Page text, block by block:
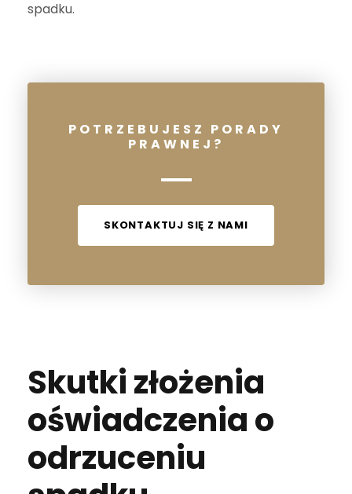
spadku.
POTRZEBUJESZ PORADY
PRAWNEJ?
SKONTAKTUJ SIĘ Z NAMI
Skutki złożenia
oświadczenia o
odrzuceniu